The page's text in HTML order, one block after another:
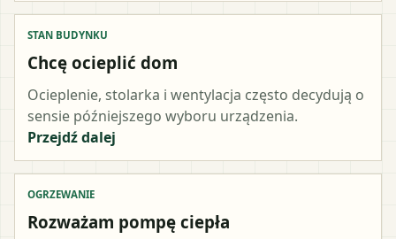
STAN BUDYNKU
Chcę ocieplić dom
Ocieplenie, stolarka i wentylacja często decydują o
sensie późniejszego wyboru urządzenia.
Przejdź dalej
OGRZEWANIE
Rozważam pompę ciepła